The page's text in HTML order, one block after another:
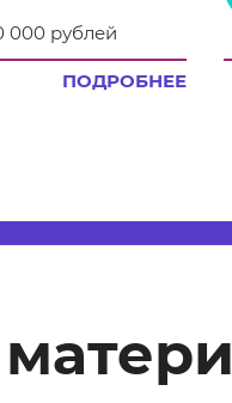
000 рублей
ПОДРОБНЕЕ